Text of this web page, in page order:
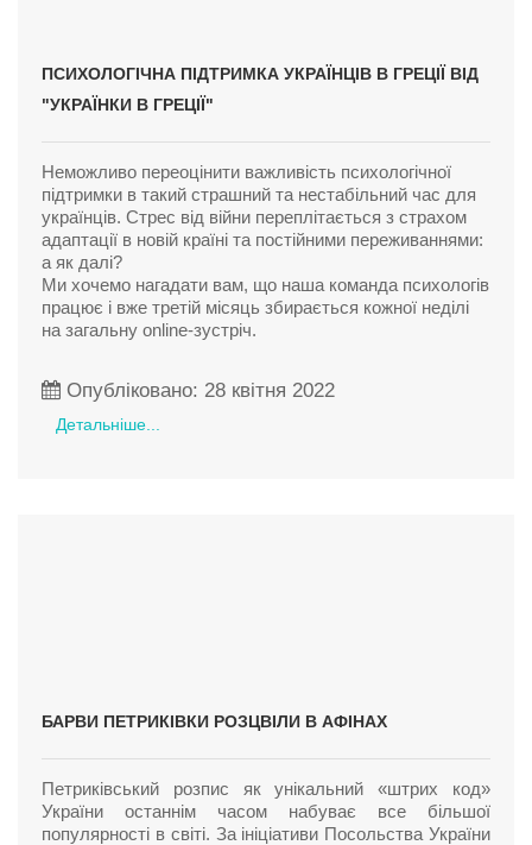
ПСИХОЛОГІЧНА ПІДТРИМКА УКРАЇНЦІВ В ГРЕЦІЇ ВІД
"УКРАЇНКИ В ГРЕЦІЇ"
Неможливо переоцінити важливість психологічної
підтримки в такий страшний та нестабільний час для
українців. Стрес від війни переплітається з страхом
адаптації в новій країні та постійними переживаннями:
а як далі?
Ми хочемо нагадати вам, що наша команда психологів
працює і вже третій місяць збирається кожної неділі
на загальну online-зустріч.
Опубліковано: 28 квітня 2022
Детальніше...
БАРВИ ПЕТРИКІВКИ РОЗЦВІЛИ В АФІНАХ
Петриківський розпис як унікальний «штрих код»
України останнім часом набуває все більшої
популярності в світі. За ініціативи Посольства України